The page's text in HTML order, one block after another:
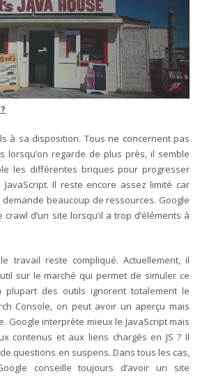
à sa disposition. Tous ne concernent pas
lorsqu’on regarde de plus près, il semble
les différentes briques pour progresser
JavaScript. Il reste encore assez limité car
demande beaucoup de ressources. Google
d’un site lorsqu’il a trop d’éléments à
travail reste compliqué. Actuellement, il
sur le marché qui permet de simuler ce
plupart des outils ignorent totalement le
Console, on peut avoir un aperçu mais
Google interprète mieux le JavaScript mais
contenus et aux liens chargés en JS ? Il
questions en suspens. Dans tous les cas,
conseille toujours d’avoir un site